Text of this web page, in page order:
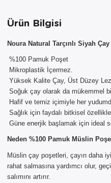
Ürün Bilgisi
Noura Natural Tarçınlı Siyah
%100 Pamuk Poşet
Mikroplastik İçermez.
Yüksek Kalite Çay, Üst Düzey
Soğuk çay olarak da mükemmel
Hafif ve temiz içimiyle her
Sağlık için faydalı bitkisel
Güne enerjik başlamak için ideal
Neden %100 Pamuk Müslin
Müslin çay poşetleri, çayın daha
rahat salmasına yardımcı olur,
salımını artırır.
Sepetinizde
ürünü
TESLİMAT
seçemezsiniz.
TESLİMAT